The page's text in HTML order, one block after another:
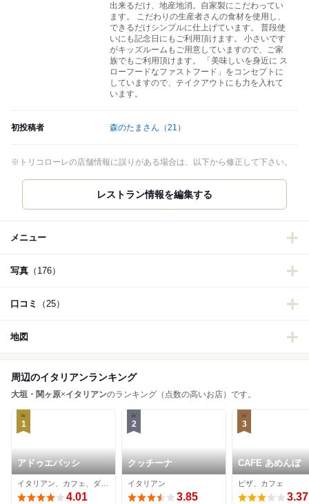
出来るだけ、地産地消。自家製にこだわってい
ます。 こだわりの生産者さんの食材を使用し、
できるだけシンプルに仕上げています。 普段使
いにも記念日にもご利用頂けます。 小さいです
がキッズルームもご用意していますので、ご家
族でもご利用頂けます。 「美味しいを身近に ス
ローフードなファストフード」をコンセプトに
していますので、テイクアウトにも力を入れて
います。
初投稿者 森のたまさん （21）
※トリコローレの店舗情報に誤りがある場合は、以下から修正して下さい。
レストラン情報を編集する
メニュー
写真 （176）
口コミ （25）
地図
周辺のイタリアンランキング
大垣・関ヶ原×イタリアンのランキング（点数の高いお店）です。
1
アドゥエパッシ
4.01
2
クッチーナ
イタリアン
3.85
3
CAFE あめんぼ
ピザ、カフェ
3.37